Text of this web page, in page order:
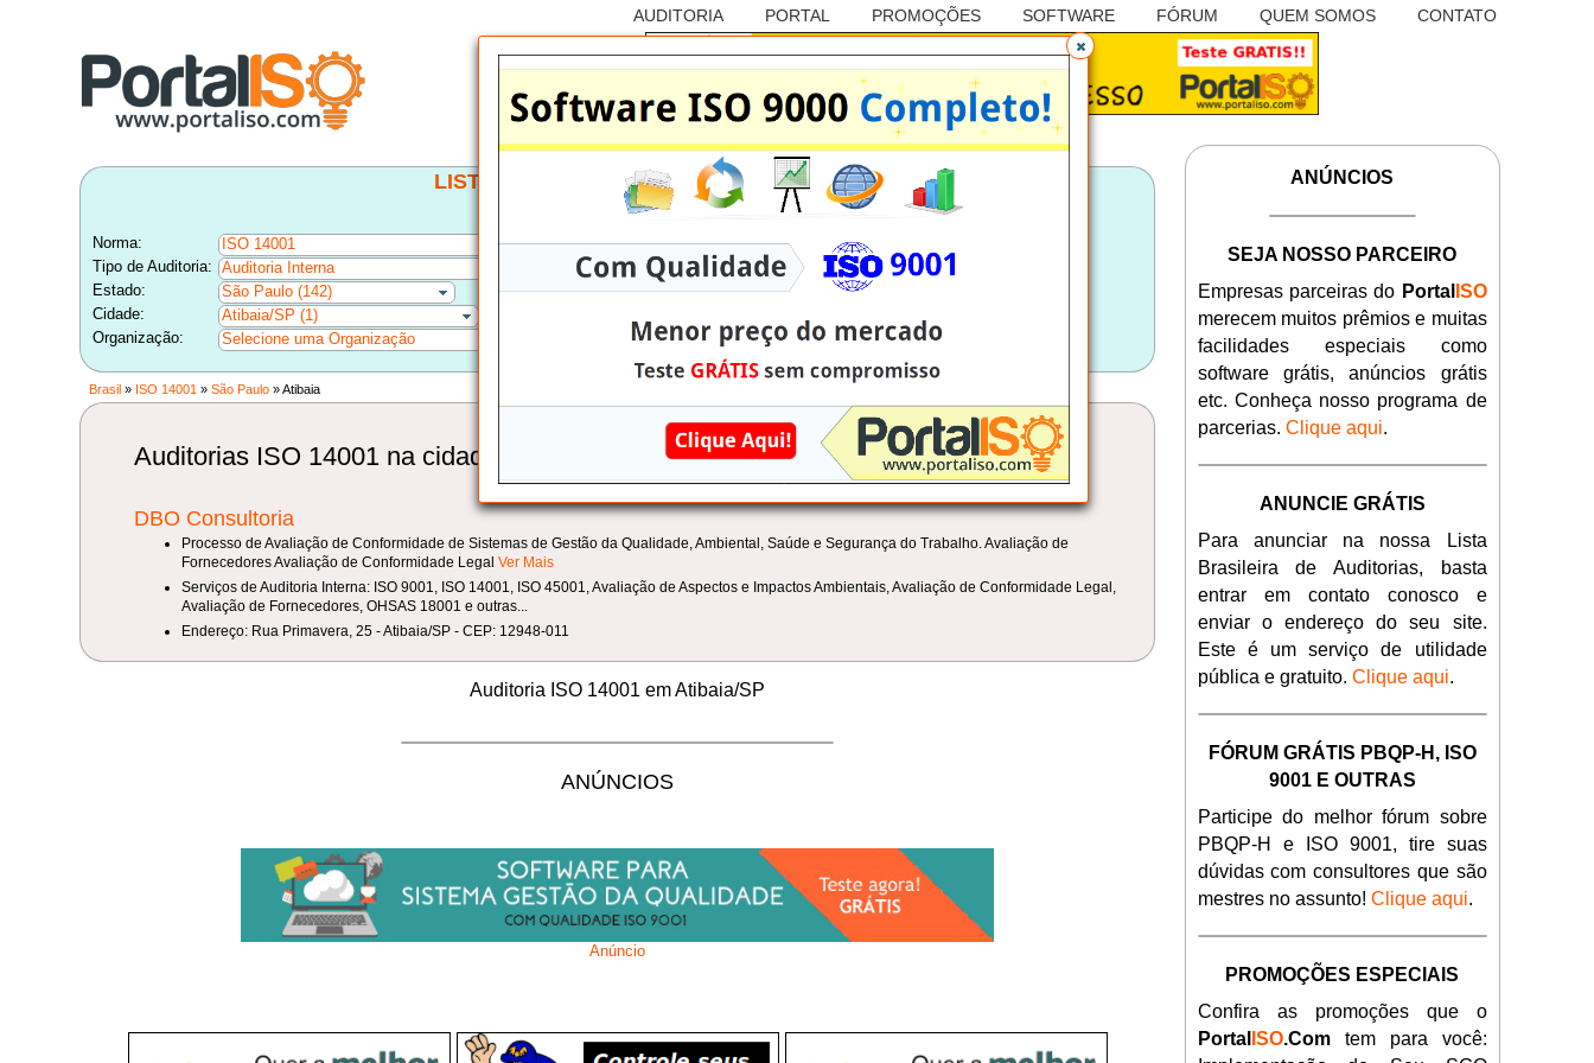
AUDITORIA PORTAL PROMOÇÕES SOFTWARE FÓRUM QUEM SOMOS CONTATO
Anúncio
LISTA BRASILEIRA DE AUDITORIAS
ISO 14001
Norma:
ISO 14001
Tipo de Auditoria:
Auditoria Interna
Estado:
São Paulo (142)
Cidade:
Atibaia/SP (1)
Organização:
Selecione uma Organização
ANÚNCIOS
SEJA NOSSO PARCEIRO
Empresas parceiras do PortalISO
merecem muitos prêmios e muitas
facilidades especiais como
software grátis, anúncios grátis
etc. Conheça nosso programa de
parcerias. Clique aqui.
ANUNCIE GRÁTIS
Para anunciar na nossa Lista
Brasileira de Auditorias, basta
entrar em contato conosco e
enviar o endereço do seu site.
Este é um serviço de utilidade
pública e gratuito. Clique aqui.
FÓRUM GRÁTIS PBQP-H, ISO
9001 E OUTRAS
Participe do melhor fórum sobre
PBQP-H e ISO 9001, tire suas
dúvidas com consultores que são
mestres no assunto! Clique aqui.
PROMOÇÕES ESPECIAIS
Confira as promoções que o
PortalISO.Comtem para você:
Brasil» ISO 14001 » São Paulo» Atibaia
Auditorias ISO 14001 na cidade de Atibaia/SP:
DBO Consultoria
Processo de Avaliação de Conformidade de Sistemas de Gestão da Qualidade, Ambiental, Saúde e Segurança do Trabalho. Avaliação de
Fornecedores Avaliação de Conformidade LegalVer Mais
Serviços de Auditoria Interna: ISO 9001, ISO 14001, ISO 45001, Avaliação de Aspectos e Impactos Ambientais, Avaliação de Conformidade Legal,
Avaliação de Fornecedores, OHSAS 18001 e outras...
Endereço: Rua Primavera, 25 - Atibaia/SP - CEP: 12948-011
Auditoria ISO 14001 em Atibaia/SP
ANÚNCIOS
Anúncio